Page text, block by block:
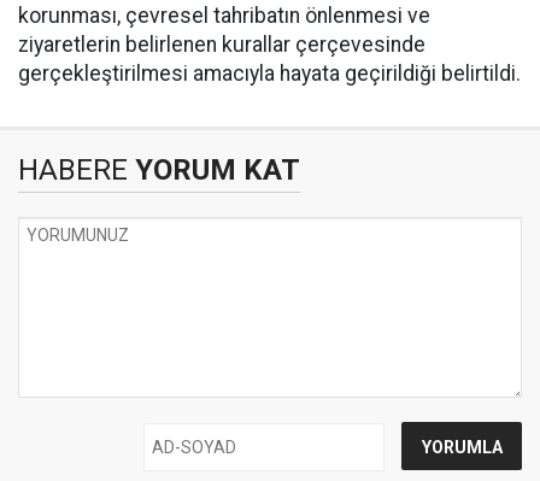
korunması, çevresel tahribatın önlenmesi ve
ziyaretlerin belirlenen kurallar çerçevesinde
gerçekleştirilmesi amacıyla hayata geçirildiği belirtildi.
HABERE YORUM KAT